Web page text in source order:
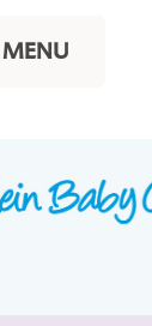
MENU